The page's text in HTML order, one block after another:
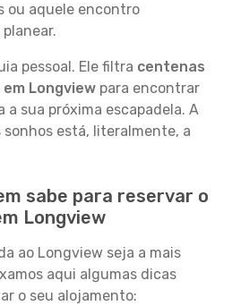
ou aquele encontro
pessoal. Ele filtra centenas
Longview para encontrar
sua próxima escapadela. A
sonhos está, literalmente, a
sabe para reservar o
Longview
ao Longview seja a mais
aqui algumas dicas
o seu alojamento: